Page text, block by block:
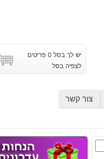
יש לך בסל 0 פריטים
לצפיה בסל
צור קשר